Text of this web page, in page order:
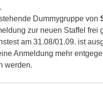
Dummygruppe von
zur neuen Staffel frei
am 31.08/01.09. ist
Anmeldung mehr
werden.